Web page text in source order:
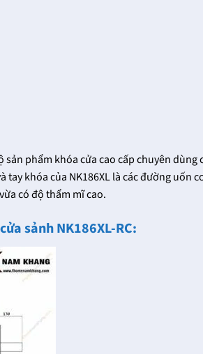
sản phẩm khóa cửa cao cấp chuyên dùng
tay khóa của NK186XL là các đường uốn
có độ thẩm mĩ cao.
sảnh NK186XL-RC: